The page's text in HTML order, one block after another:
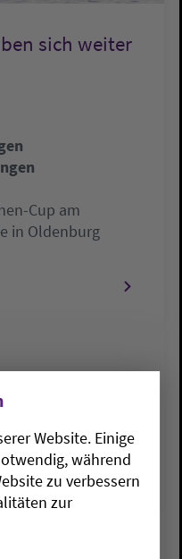
sich weiter
Cup am
in Oldenburg
Website. Einige
während
zu verbessern
zur